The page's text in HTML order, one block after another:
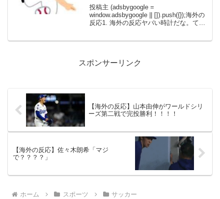
谷翔平とは真逆だな」
投稿主 (adsbygoogle =
window.adsbygoogle || []).push({});海外の
反応1. 海外の反応ヤバい時計だな。てか4
スポンサーリンク
【海外の反応】山本由伸がワールドシリ
ーズ第二戦で完投勝利！！！！
【海外の反応】佐々木朗希「マジ
で？？？？」
ホーム スポーツ サッカー